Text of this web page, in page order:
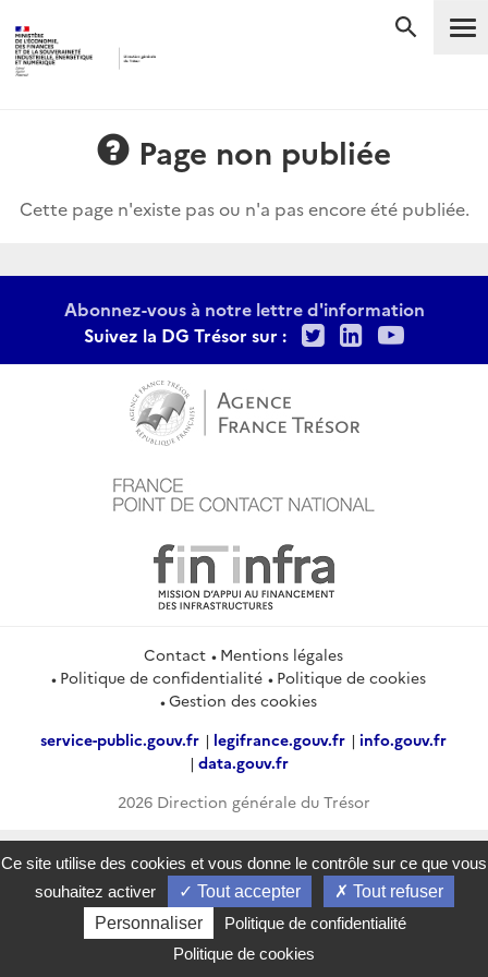
Page non publiée
Cette page n'existe pas ou n'a pas encore été publiée.
Abonnez-vous à notre lettre d'information
Suivez la DG Trésor sur :
TwitterLinkedIn
Contact
Mentions légales
Politique de confidentialité
Politique de cookies
Gestion des cookies
service-public.gouv.fr
legifrance.gouv.fr
info.gouv.fr
data.gouv.fr
2026 Direction générale du Trésor
Ce site utilise des cookies et vous donne le contrôle sur ce que vous
souhaitez activer
Tout accepter
Tout refuser
Personnaliser
Politique de confidentialité
Politique de cookies